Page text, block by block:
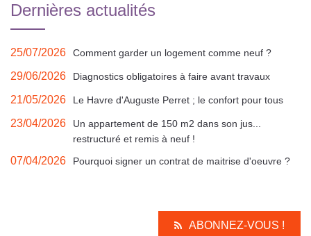
Dernières actualités
25/07/2026 Comment garder un logement comme neuf ?
29/06/2026 Diagnostics obligatoires à faire avant travaux
21/05/2026 Le Havre d'Auguste Perret ; le confort pour tous
23/04/2026
Un appartement de 150 m2 dans son jus...
restructuré et remis à neuf !
07/04/2026 Pourquoi signer un contrat de maitrise d'oeuvre ?
ABONNEZ-VOUS !